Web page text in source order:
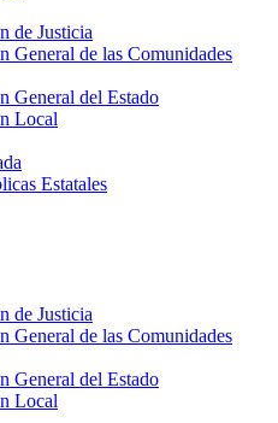
de Justicia
General de las Comunidades
General del Estado
Local
Estatales
de Justicia
General de las Comunidades
General del Estado
Local